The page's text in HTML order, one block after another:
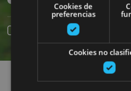
Réservation en ligne
Recherchez des
Cookies de
preferencias
Cookies no